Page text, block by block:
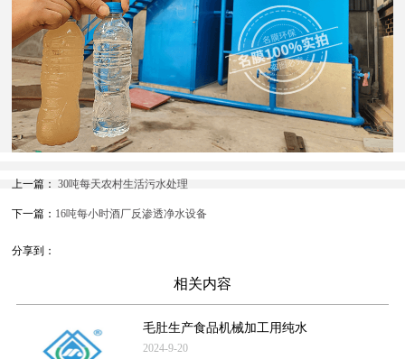
上一篇： 30吨每天农村生活污水处理
下一篇： 16吨每小时酒厂反渗透净水设备
分享到：
相关内容
毛肚生产食品机械加工用纯水
2024-9-20